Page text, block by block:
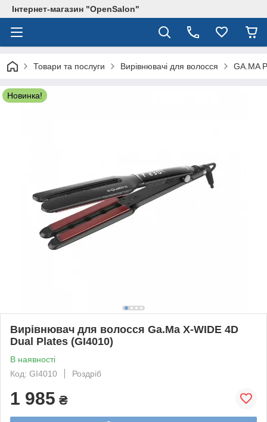
Інтернет-магазин "OpenSalon"
Товари та послуги Вирівнювачі для волосся GA.MA
Новинка!
Вирівнювач для волосся Ga.Ma X-WIDE 4D
Dual Plates (GI4010)
В наявності
Код: GI4010
Роздріб
1 985 ₴